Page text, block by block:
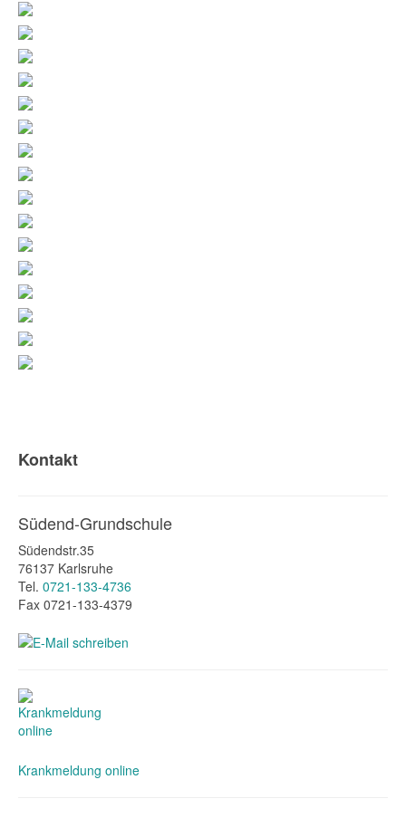
Kontakt
Südend-Grundschule
Südendstr.35
76137 Karlsruhe
Tel. 0721-133-4736
Fax 0721-133-4379
Krankmeldung online